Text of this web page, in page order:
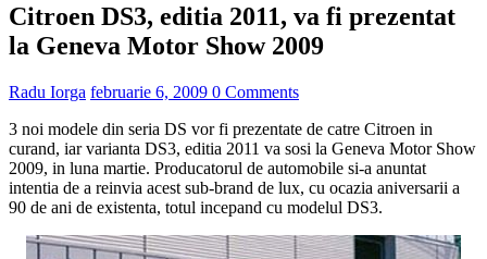
Citroen DS3, editia 2011, va fi prezentat
la Geneva Motor Show 2009
Radu Iorga februarie 6, 2009 0 Comments
3 noi modele din seria DS vor fi prezentate de catre Citroen in
curand, iar varianta DS3, editia 2011 va sosi la Geneva Motor Show
2009, in luna martie. Producatorul de automobile si-a anuntat
intentia de a reinvia acest sub-brand de lux, cu ocazia aniversarii a
90 de ani de existenta, totul incepand cu modelul DS3.